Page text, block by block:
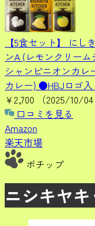
【5食セット】 に
ンA (レモンクリー
シャンピニオンカレ
カレー) ●HBJロゴ入
¥2,700
（2025/10/
口コミを見る
Amazon
楽天市場
ポチップ
ニシキヤ